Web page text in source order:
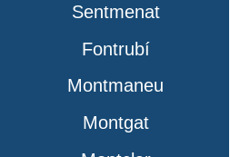
Sentmenat
Fontrubí
Montmaneu
Montgat